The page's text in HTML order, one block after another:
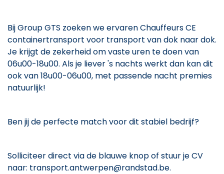
Bij Group GTS zoeken we ervaren Chauffeurs CE
containertransport voor transport van dok naar dok.
Je krijgt de zekerheid om vaste uren te doen van
06u00-18u00. Als je liever 's nachts werkt dan kan dit
ook van 18u00-06u00, met passende nacht premies
natuurlijk!
Ben jij de perfecte match voor dit stabiel bedrijf?
Solliciteer direct via de blauwe knop of stuur je CV
naar: transport.antwerpen@randstad.be.